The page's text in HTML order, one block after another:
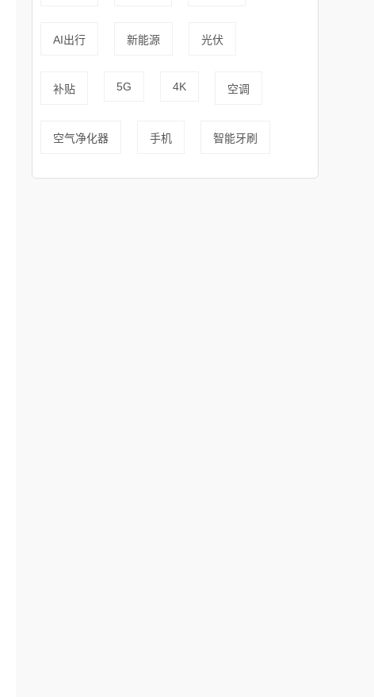
AI出行 新能源 光伏
补贴 5G 4K 空调
空气净化器 手机 智能牙刷